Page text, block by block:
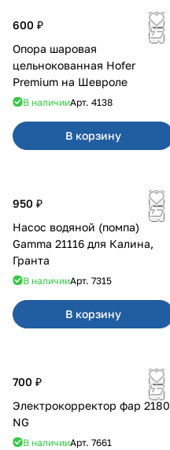
600 ₽
Опора шаровая
цельнокованная Hofer
Premium на Шевроле
В наличииАрт. 4138
В корзину
950 ₽
Насос водяной (помпа)
Gamma 21116 для Калина,
Гранта
В наличииАрт. 7315
В корзину
700 ₽
Электрокорректор фар 2180
NG
В наличииАрт. 7661